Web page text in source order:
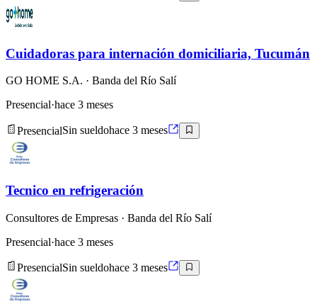
Cuidadoras para internación domiciliaria, Tucumán
GO HOME S.A. · Banda del Río Salí
Presencial·hace 3 meses
PresencialSin sueldohace 3 meses
Tecnico en refrigeración
Consultores de Empresas · Banda del Río Salí
Presencial·hace 3 meses
PresencialSin sueldohace 3 meses